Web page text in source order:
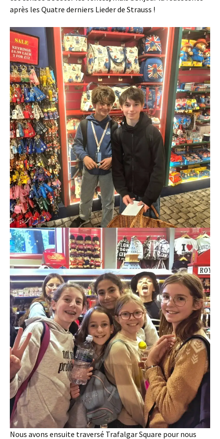
après les Quatre derniers Lieder de Strauss !
Nous avons ensuite traversé Trafalgar Square pour nous